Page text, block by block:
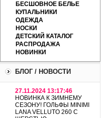
БЕСШОВНОЕ БЕЛЬЕ
КУПАЛЬНИКИ
ОДЕЖДА
НОСКИ
ДЕТСКИЙ КАТАЛОГ
РАСПРОДАЖА
НОВИНКИ
БЛОГ / НОВОСТИ
27.11.2024 13:17:46
НОВИНКА К ЗИМНЕМУ
СЕЗОНУ! ГОЛЬФЫ MINIMI
LANA VELLUTO 260 С